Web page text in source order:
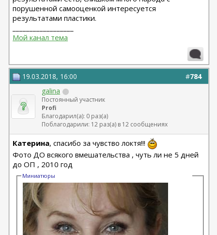
порушенной самооценкой интересуется
результатами пластики.
Мой канал тема
#784
19.03.2018, 16:00
galina
Постоянный участник
Profi
Благодарил(а): 0 раз(а)
Поблагодарили: 12 раз(а) в 12 сообщениях
Катерина, спасибо за чувство локтя!!!
Фото ДО всякого вмешательства , чуть ли не 5 дней
до ОП , 2010 год
Миниатюры